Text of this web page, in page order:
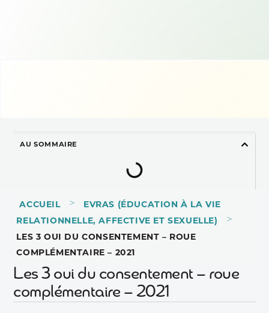
AU SOMMAIRE
ACCUEIL >
EVRAS (ÉDUCATION À LA VIE
RELATIONNELLE, AFFECTIVE ET SEXUELLE)
>
LES 3 OUI DU CONSENTEMENT – ROUE
COMPLÉMENTAIRE – 2021
Les 3 oui du consentement – roue
complémentaire – 2021